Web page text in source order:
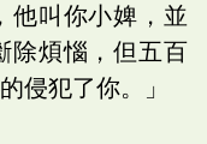
他叫你小婢，並
除煩惱，但五百
侵犯了你。」